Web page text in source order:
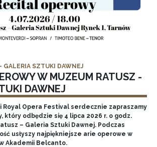
GALERIA SZTUKI DAWNEJ
W MUZEUM RATUSZ -
DAWNEJ
Royal Opera Festival serdecznie zapraszamy
który odbędzie się 4 lipca 2026 r. o godz.
– Galeria Sztuki Dawnej. Podczas
usłyszy najpiękniejsze arie operowe w
Akademii Belcanto.